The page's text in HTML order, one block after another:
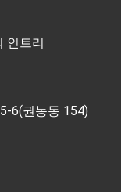
인트리
6(권농동 154)